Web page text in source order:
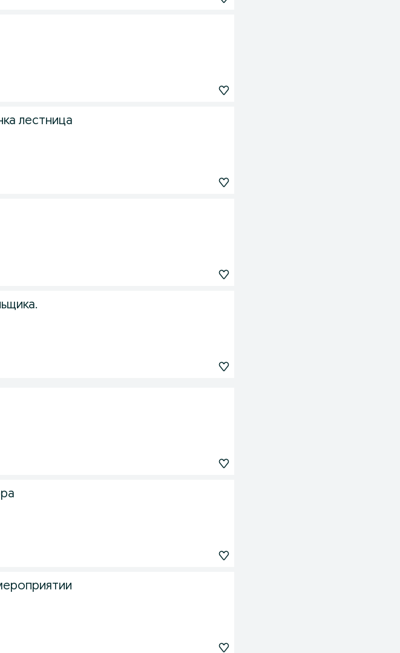
лестница